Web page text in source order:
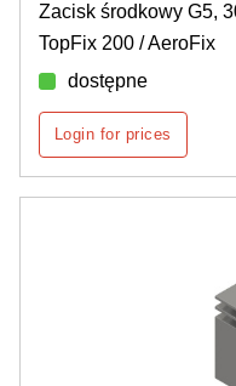
Zacisk środkowy G5,
TopFix 200 / AeroFix
dostępne
Login for prices